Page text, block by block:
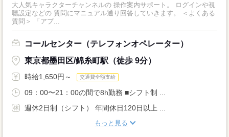
大人気キャラクターチャンネルの 操作案内サポート。 ログインや視
聴設定などの 質問にマニュアル通り回答していきます。 ＜よくある
質問＞ 「アプ...
コールセンター（テレフォンオペレーター）
東京都墨田区/錦糸町駅（徒歩 9分）
時給1,650円～ 交通費全額支給
09：00〜21：00の間で8h勤務 ■シフト制 ...
週休2日制（シフト） 年間休日120日以上 ...
もっと見る